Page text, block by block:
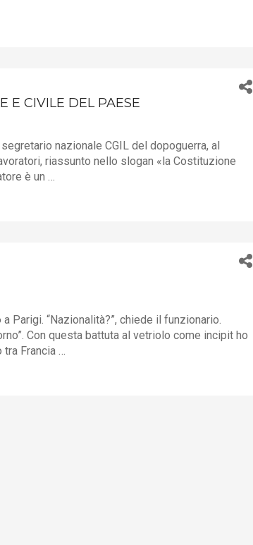
E CIVILE DEL PAESE
nazionale CGIL del dopoguerra, al
riassunto nello slogan «la Costituzione
è un …
Parigi. “Nazionalità?”, chiede il funzionario.
Con questa battuta al vetriolo come incipit ho
Francia …